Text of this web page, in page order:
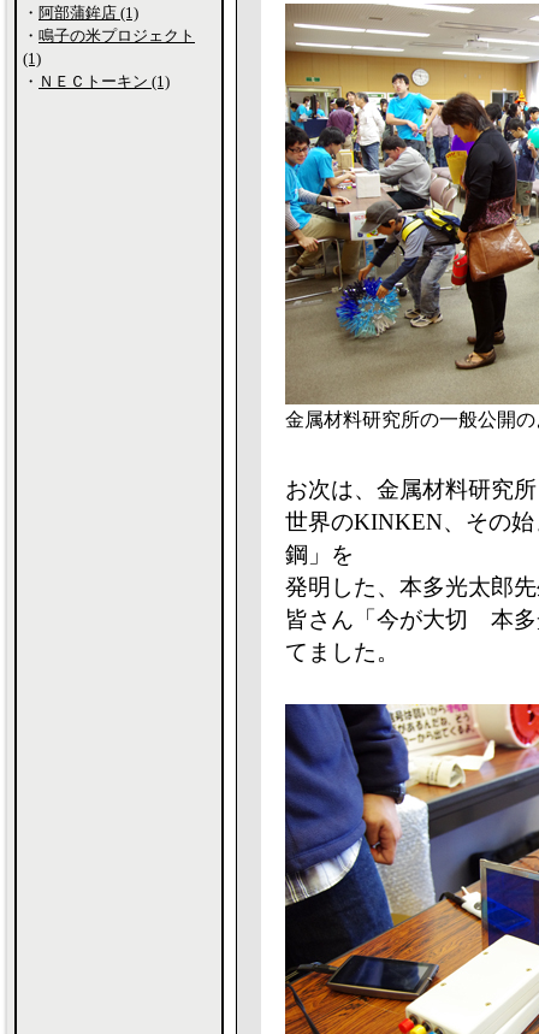
金属材料研究所の一般公開
お次は、金属材料研究
世界のKINKEN、その
鋼」を
発明した、本多光太郎
皆さん「今が大切 本多
てました。
・ 阿部蒲鉾店 (1)
・ 鳴子の米プロジェクト
(1)
・ ＮＥＣトーキン (1)